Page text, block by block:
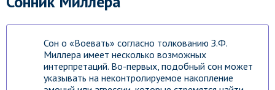
Сон о «Воевать» согласно толкованию З.Ф.
Миллера имеет несколько возможных
интерпретаций. Во-первых, подобный сон может
указывать на неконтролируемое накопление